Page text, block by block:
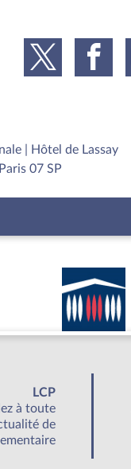
| Hôtel de Lassay
07 SP
LCP
à toute
de